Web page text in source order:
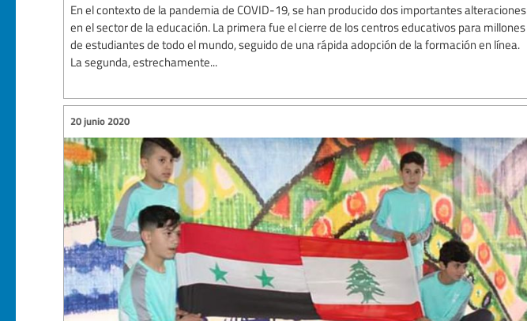
En el contexto de la pandemia de COVID-19, se han producido dos importantes alteraciones
en el sector de la educación. La primera fue el cierre de los centros educativos para millones
de estudiantes de todo el mundo, seguido de una rápida adopción de la formación en línea.
La segunda, estrechamente...
20 junio 2020